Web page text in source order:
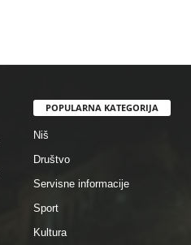
POPULARNA KATEGORIJA
Niš
Društvo
Servisne informacije
Sport
Kultura